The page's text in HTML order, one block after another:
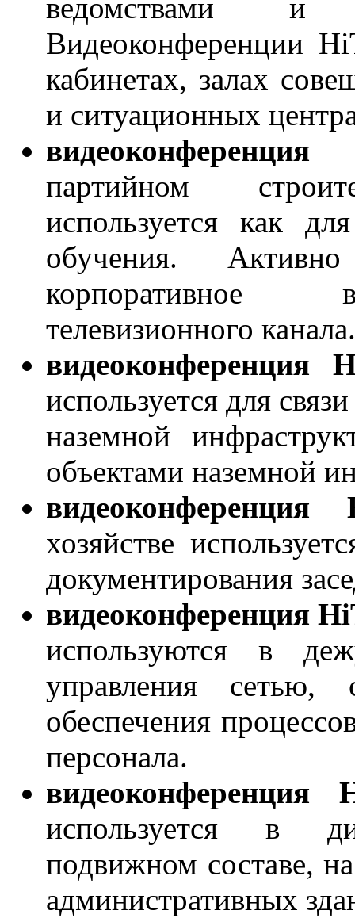
ведомствами и
Видеоконференции
кабинетах, залах
и ситуационных
партийном
используется как
обучения. Активно
корпоративное
телевизионного канала.
используется для
наземной
объектами наземной
хозяйстве
документирования
видеоконференция
используются в
управления сетью,
обеспечения
персонала.
используется в
подвижном составе,
административных